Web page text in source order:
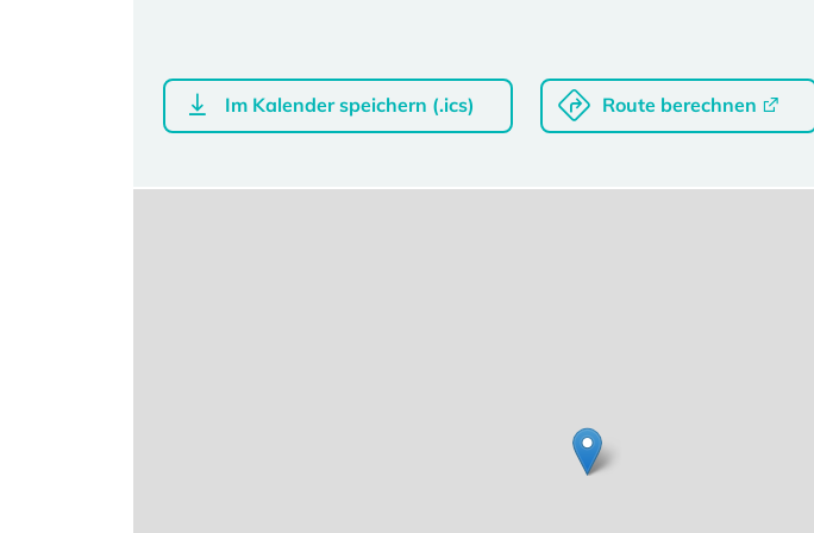
Im Kalender speichern (.ics) Route berechnen